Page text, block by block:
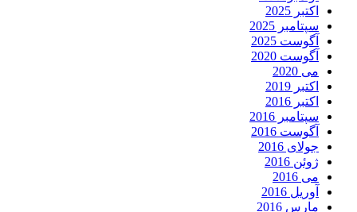
اکتبر 2025
سپتامبر 2025
آگوست 2025
آگوست 2020
می 2020
اکتبر 2019
اکتبر 2016
سپتامبر 2016
آگوست 2016
جولای 2016
ژوئن 2016
می 2016
آوریل 2016
مارس 2016